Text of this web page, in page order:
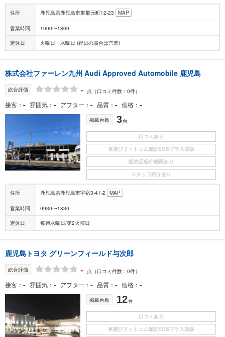
住所 鹿児島県鹿児島市東郡元町12-23 MAP
営業時間 1000〜1800
定休日 火曜日・水曜日 (祝日の場合は営業)
株式会社ファーレン九州 Audi Approved Automobile 鹿児島
総合評価 - 点 （口コミ件数：0件）
接客 - 雰囲気 - アフター - 品質 - 価格 -
掲載台数 3台
口コミあり
車選びドットコム保証EGSプラス取扱
販売店紹介動画あり
スタッフ紹介あり
住所 鹿児島県鹿児島市宇宿3-41-2 MAP
営業時間 0930〜1830
定休日 毎週水曜日/第2火曜日
鹿児島トヨタ グリーンフィールド与次郎
総合評価 - 点 （口コミ件数：0件）
接客 - 雰囲気 - アフター - 品質 - 価格 -
掲載台数 12台
口コミあり
車選びドットコム保証EGSプラス取扱